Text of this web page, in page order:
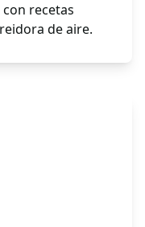
recetas
de aire.